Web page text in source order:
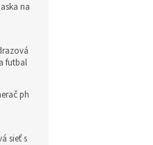
na
futbal
ph
sieť s